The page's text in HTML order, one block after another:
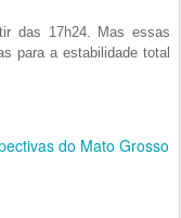
das 17h24. Mas essas
para a estabilidade total
do Mato Grosso